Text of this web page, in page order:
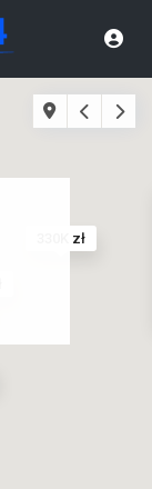
330K zł